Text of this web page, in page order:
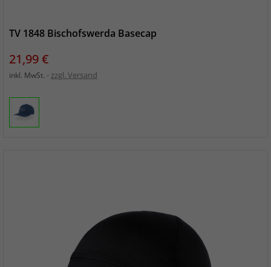
TV 1848 Bischofswerda Basecap
Preis
21,99 €
inkl. MwSt. zzgl. Versand